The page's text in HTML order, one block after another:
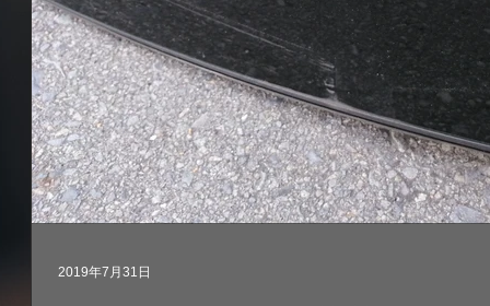
2019年7月31日